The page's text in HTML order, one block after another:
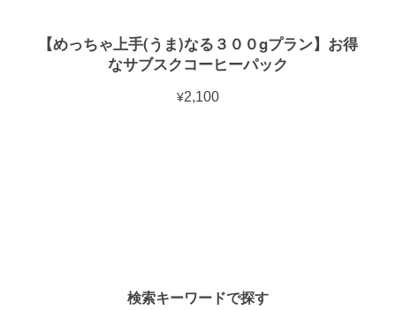
【めっちゃ上手(うま)なる３００gプラン】お得
なサブスクコーヒーパック
¥2,100
検索キーワードで探す